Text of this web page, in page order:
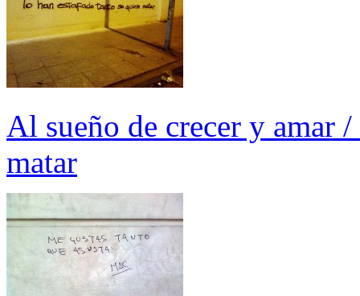
Al sueño de crecer y amar
matar